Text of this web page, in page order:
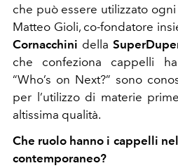
che può essere utilizzato
Matteo Gioli, co-fondatore
Cornacchini della
che confeziona cappelli
“Who’s on Next?” sono
per l’utilizzo di materie
altissima qualità.
Che ruolo hanno i cappelli
contemporaneo?